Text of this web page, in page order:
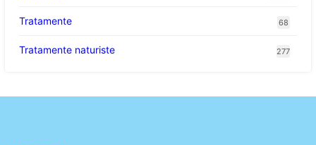
Tratamente 68
Tratamente naturiste 277